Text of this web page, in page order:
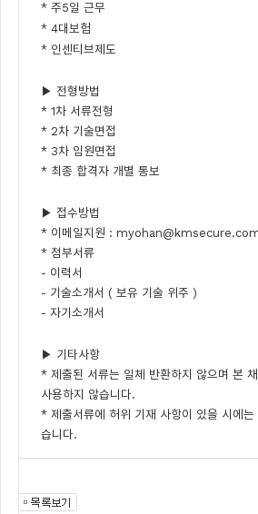
* 주5일 근무
* 4대보험
* 인센티브제도
▶ 전형방법
* 1차 서류전형
* 2차 기술면접
* 3차 임원면접
* 최종 합격자 개별 통보
▶ 접수방법
* 이메일지원 :
* 첨부서류
- 이력서
- 기술소개서 ( 보유 기술 위주 )
- 자기소개서
▶ 기타사항
* 제출된 서류는 일체 반환하지 않으며 본
사용하지 않습니다.
* 제출서류에 허위 기재 사항이 있을 시에는
습니다.